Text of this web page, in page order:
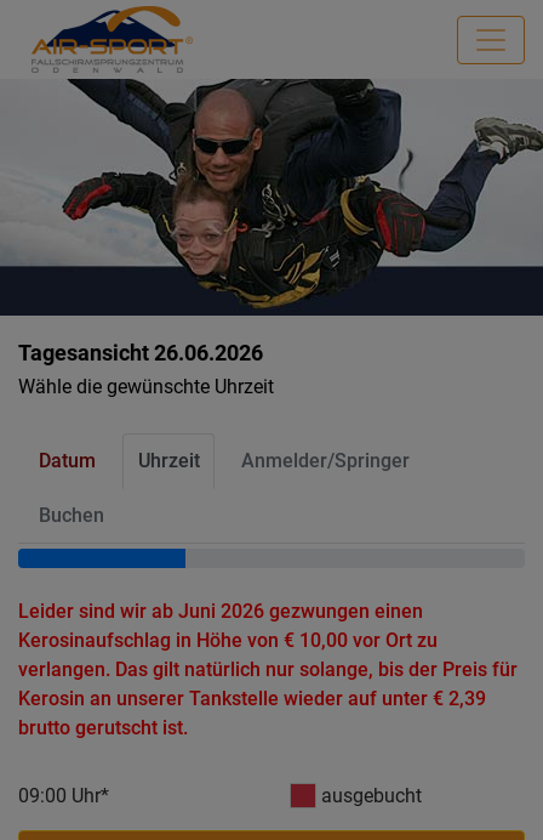
Tagesansicht 26.06.2026
Wähle die gewünschte Uhrzeit
Datum Uhrzeit Anmelder/Springer
Buchen
Leider sind wir ab Juni 2026 gezwungen einen
Kerosinaufschlag in Höhe von € 10,00 vor Ort zu
verlangen. Das gilt natürlich nur solange, bis der Preis für
Kerosin an unserer Tankstelle wieder auf unter € 2,39
brutto gerutscht ist.
09:00 Uhr* ausgebucht